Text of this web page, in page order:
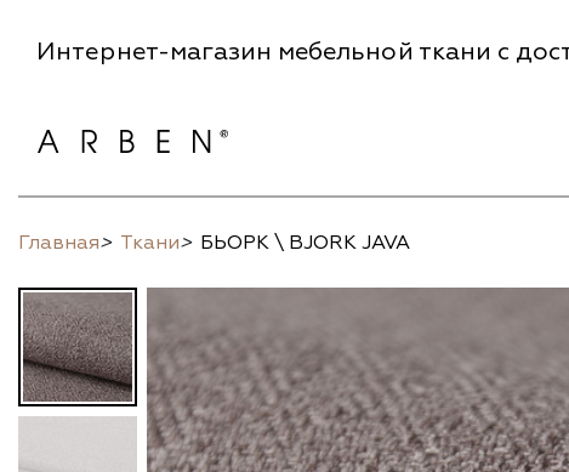
Интернет-магазин мебельной ткани с
Главная> Ткани> БЬОРК \ BJORK JAVA